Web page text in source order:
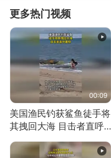
更多热门视频
00:09
美国渔民钓获鲨鱼徒手将
其拽回大海 目击者直呼
消息）